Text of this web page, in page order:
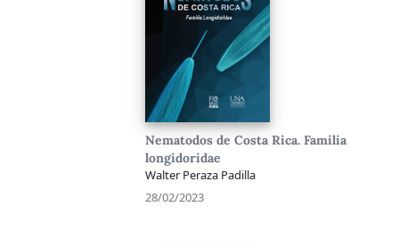
Nematodos de Costa Rica. Familia
longidoridae
Walter Peraza Padilla
28/02/2023